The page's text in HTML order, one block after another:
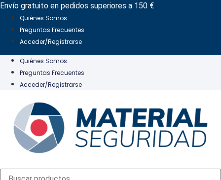
Ir
contenido
Envío gratuito en pedidos superiores a 150 €
Quiénes Somos
Preguntas Frecuentes
Acceder/Registrarse
Quiénes Somos
Preguntas Frecuentes
Acceder/Registrarse
Búsqueda